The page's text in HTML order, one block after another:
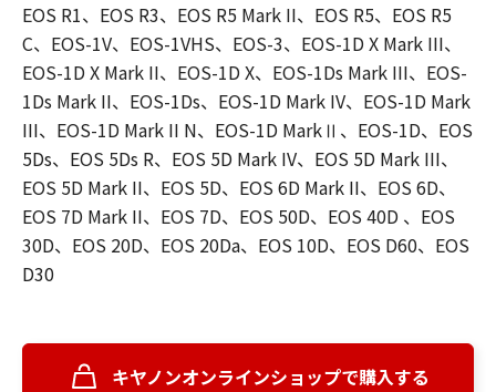
EOS R1、EOS R3、EOS R5 Mark II、EOS R5、EOS R5
C、EOS-1V、EOS-1VHS、EOS-3、EOS-1D X Mark III、
EOS-1D X Mark II、EOS-1D X、EOS-1Ds Mark III、EOS-
1Ds Mark II、EOS-1Ds、EOS-1D Mark IV、EOS-1D Mark
III、EOS-1D Mark II N、EOS-1D MarkⅡ、EOS-1D、EOS
5Ds、EOS 5Ds R、EOS 5D Mark IV、EOS 5D Mark III、
EOS 5D Mark II、EOS 5D、EOS 6D Mark II、EOS 6D、
EOS 7D Mark II、EOS 7D、EOS 50D、EOS 40D 、EOS
30D、EOS 20D、EOS 20Da、EOS 10D、EOS D60、EOS
D30
キヤノンオンラインショップで購入する